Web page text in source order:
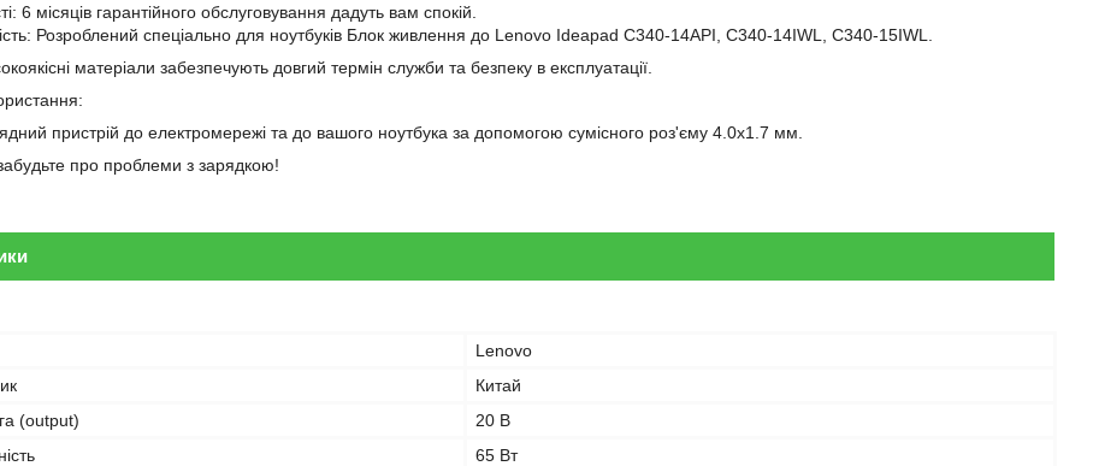
6 місяців гарантійного обслуговування дадуть вам спокій.
Розроблений спеціально для ноутбуків Блок живлення до Lenovo Ideapad C340-14API, C340-14IWL, C340-15IWL.
матеріали забезпечують довгий термін служби та безпеку в експлуатації.
пристрій до електромережі та до вашого ноутбука за допомогою сумісного роз'єму 4.0x1.7 мм.
про проблеми з зарядкою!
Lenovo
Китай
(output)
20 В
65 Вт